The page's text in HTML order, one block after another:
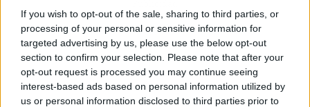
If you wish to opt-out of the sale, sharing to third parties, or
processing of your personal or sensitive information for
targeted advertising by us, please use the below opt-out
section to confirm your selection. Please note that after your
opt-out request is processed you may continue seeing
interest-based ads based on personal information utilized by
us or personal information disclosed to third parties prior to